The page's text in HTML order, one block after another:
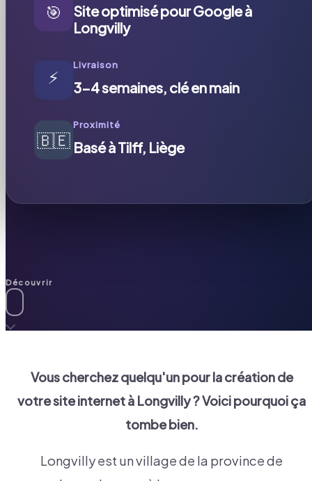
🎯
Site optimisé pour Google à
Longvilly
⚡
Livraison
3-4 semaines, clé en main
🇧🇪
Proximité
Basé à Tilff, Liège
Découvrir
Vous cherchez quelqu'un pour la création de
votre site internet à Longvilly? Voici pourquoi ça
tombe bien.
Longvilly est un village de la province de